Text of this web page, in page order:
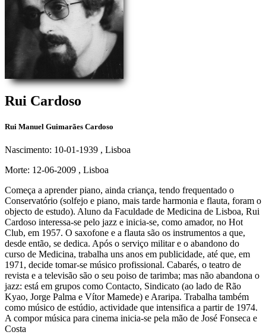
Rui Cardoso
Rui Manuel Guimarães Cardoso
Nascimento: 10-01-1939 , Lisboa
Morte: 12-06-2009 , Lisboa
Começa a aprender piano, ainda criança, tendo frequentado o
Conservatório (solfejo e piano, mais tarde harmonia e flauta, foram o
objecto de estudo). Aluno da Faculdade de Medicina de Lisboa, Rui
Cardoso interessa-se pelo jazz e inicia-se, como amador, no Hot
Club, em 1957. O saxofone e a flauta são os instrumentos a que,
desde então, se dedica. Após o serviço militar e o abandono do
curso de Medicina, trabalha uns anos em publicidade, até que, em
1971, decide tomar-se músico profissional. Cabarés, o teatro de
revista e a televisão são o seu poiso de tarimba; mas não abandona o
jazz: está em grupos como Contacto, Sindicato (ao lado de Rão
Kyao, Jorge Palma e Vítor Mamede) e Araripa. Trabalha também
como músico de estúdio, actividade que intensifica a partir de 1974.
A compor música para cinema inicia-se pela mão de José Fonseca e
Costa